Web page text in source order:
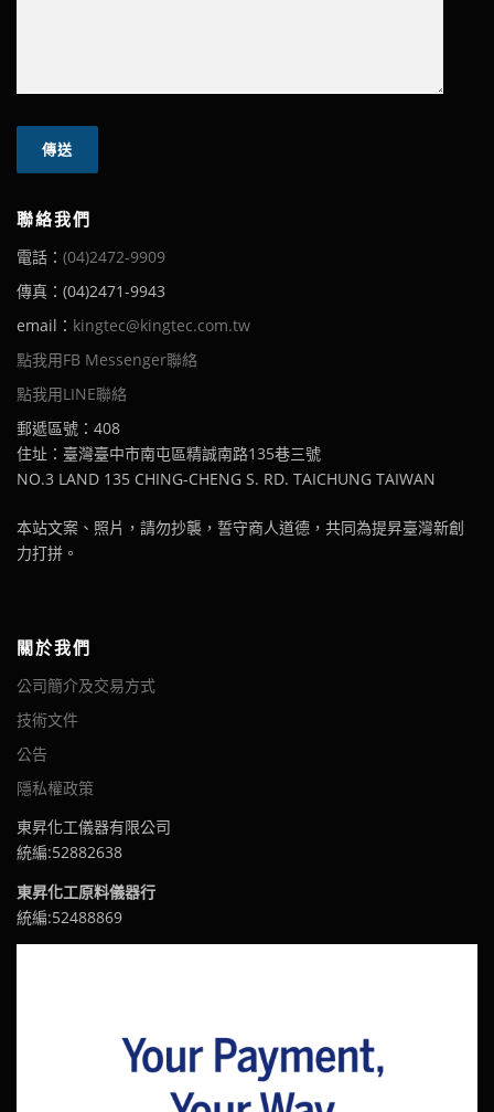
聯絡我們
電話： (04)2472-9909
傳真：(04)2471-9943
email： kingtec@kingtec.com.tw
點我用FB Messenger聯絡
點我用LINE聯絡
郵遞區號：408
住址：臺灣臺中市南屯區精誠南路135巷三號
NO.3 LAND 135 CHING-CHENG S. RD. TAICHUNG TAIWAN
本站文案、照片，請勿抄襲，誓守商人道德，共同為提昇臺灣新創
力打拼。
關於我們
公司簡介及交易方式
技術文件
公告
隱私權政策
東昇化工儀器有限公司
統編:52882638
東昇化工原料儀器行
統編:52488869